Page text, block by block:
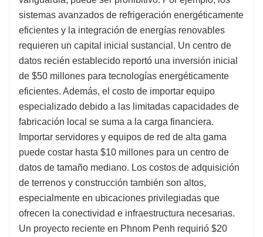
sistemas avanzados de refrigeración energéticamente
eficientes y la integración de energías renovables
requieren un capital inicial sustancial. Un centro de
datos recién establecido reportó una inversión inicial
de $50 millones para tecnologías energéticamente
eficientes. Además, el costo de importar equipo
especializado debido a las limitadas capacidades de
fabricación local se suma a la carga financiera.
Importar servidores y equipos de red de alta gama
puede costar hasta $10 millones para un centro de
datos de tamaño mediano. Los costos de adquisición
de terrenos y construcción también son altos,
especialmente en ubicaciones privilegiadas que
ofrecen la conectividad e infraestructura necesarias.
Un proyecto reciente en Phnom Penh requirió $20